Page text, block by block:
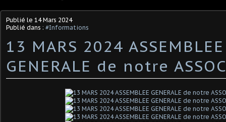
Publié le 14 Mars 2024
Publié dans : #Informations
13 MARS 2024 ASSEMBLEE
GENERALE de notre